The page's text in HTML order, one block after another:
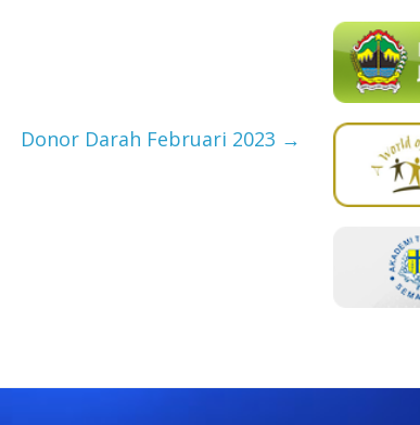
Donor Darah Februari 2023 →